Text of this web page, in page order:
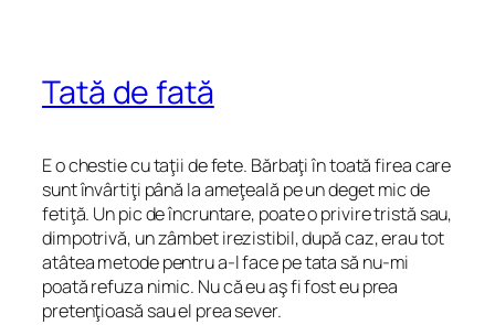
Tată de fată
E o chestie cu taţii de fete. Bărbaţi în toată firea care
sunt învârtiţi până la ameţeală pe un deget mic de
fetiţă. Un pic de încruntare, poate o privire tristă sau,
dimpotrivă, un zâmbet irezistibil, după caz, erau tot
atâtea metode pentru a-l face pe tata să nu-mi
poată refuza nimic. Nu că eu aş fi fost eu prea
pretenţioasă sau el prea sever.